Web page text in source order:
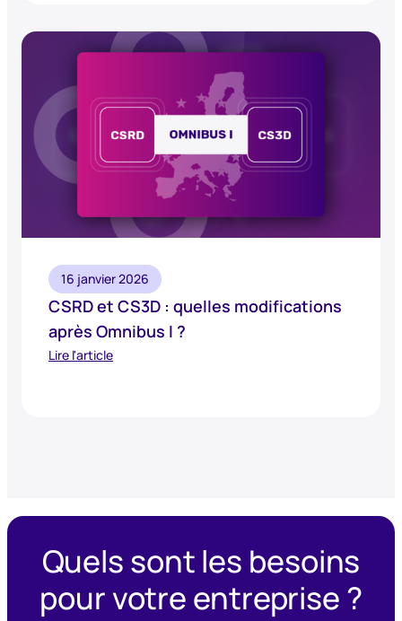
16 janvier 2026
CSRD et CS3D : quelles modifications
après Omnibus I ?
Lire l'article
Quels sont les besoins
pour votre entreprise ?